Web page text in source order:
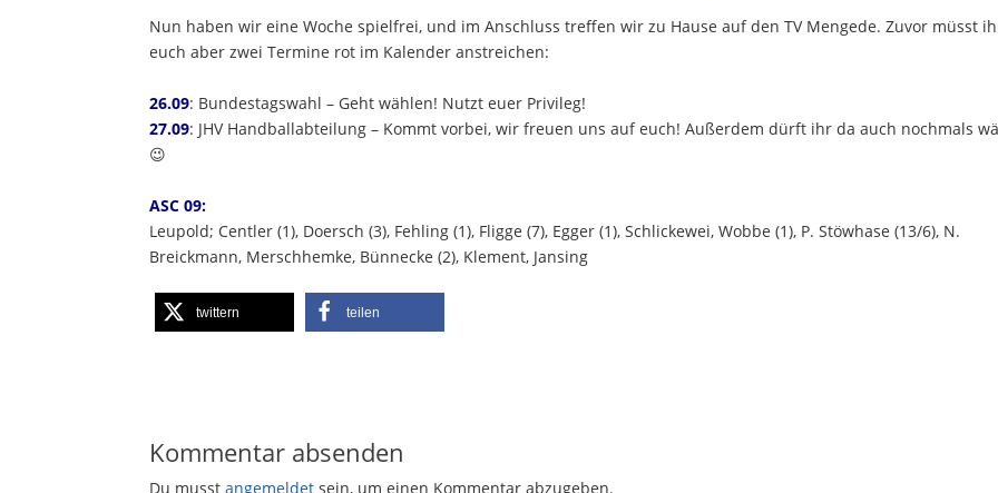
Nun haben wir eine Woche spielfrei, und im Anschluss treffen wir zu Hause auf den TV Mengede. Zuvor müsst
euch aber zwei Termine rot im Kalender anstreichen:
26.09: Bundestagswahl – Geht wählen! Nutzt euer Privileg!
27.09: JHV Handballabteilung – Kommt vorbei, wir freuen uns auf euch! Außerdem dürft ihr da auch nochmals
😉
ASC 09:
Leupold; Centler (1), Doersch (3), Fehling (1), Fligge (7), Egger (1), Schlickewei, Wobbe (1), P. Stöwhase (13/6), N.
Breickmann, Merschhemke, Bünnecke (2), Klement, Jansing
twittern teilen
Kommentar absenden
Du musstangemeldet sein, um einen Kommentar abzugeben.